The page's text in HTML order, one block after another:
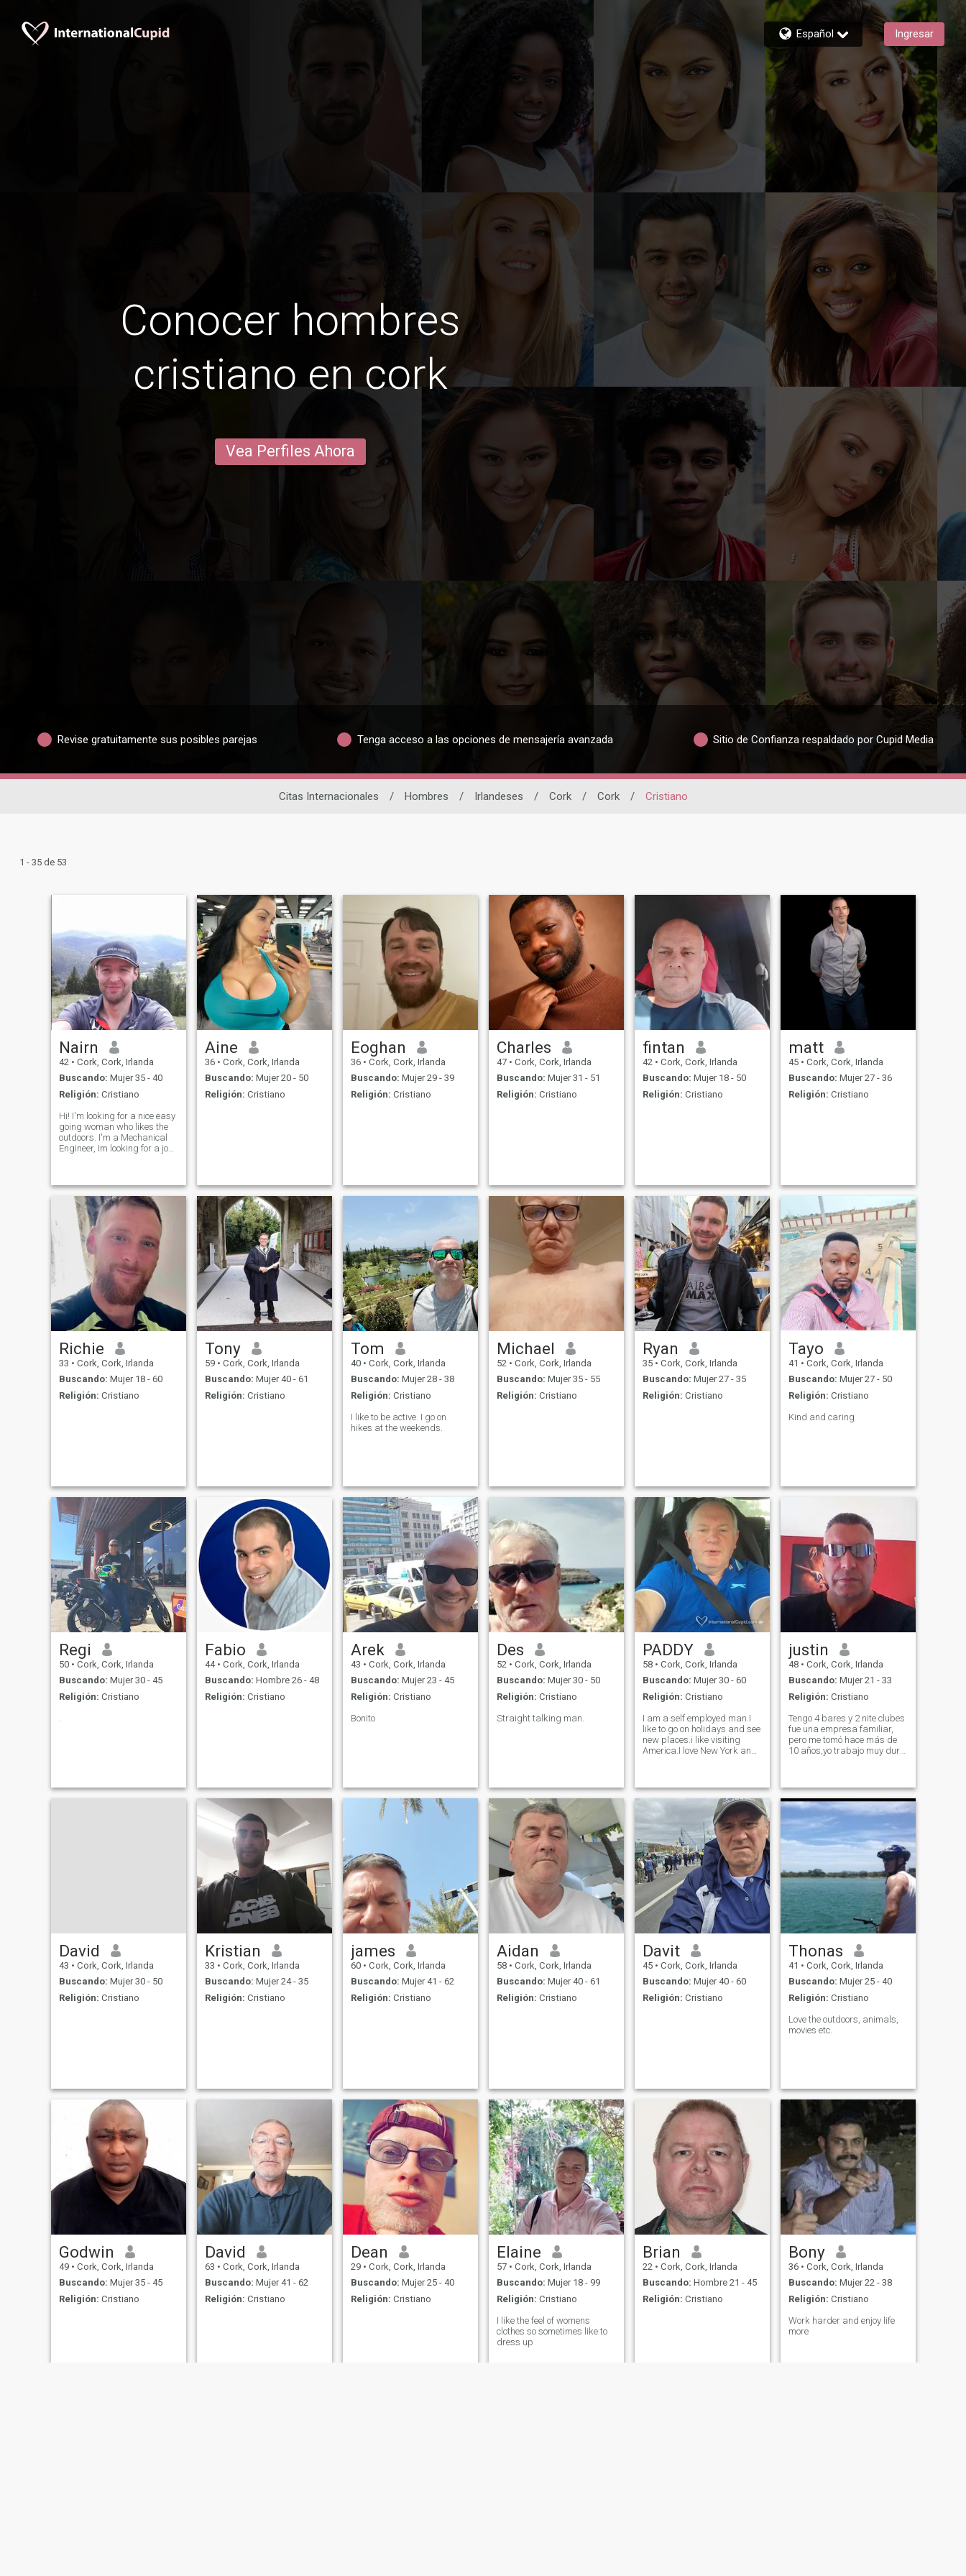
Español Ingresar
Conocer hombres
cristiano en cork
Vea Perfiles Ahora
Revise gratuitamente sus posibles parejas Tenga acceso a las opciones de mensajería avanzada Sitio de Confianza respaldado por Cupid Media
Citas Internacionales / Hombres / Irlandeses / Cork / Cork / Cristiano
1 - 35 de 53
Nairn
42 • Cork, Cork, Irlanda
Buscando: Mujer 35 - 40
Religión: Cristiano
Hi! I'm looking for a nice easy
going woman who likes the
outdoors. I'm a Mechanical
Engineer, Im looking for a job
when the right job comes up.
It's gonna be a big y
Aine
36 • Cork, Cork, Irlanda
Buscando: Mujer 20 - 50
Religión: Cristiano
Eoghan
36 • Cork, Cork, Irlanda
Buscando: Mujer 29 - 39
Religión: Cristiano
Charles
47 • Cork, Cork, Irlanda
Buscando: Mujer 31 - 51
Religión: Cristiano
fintan
42 • Cork, Cork, Irlanda
Buscando: Mujer 18 - 50
Religión: Cristiano
matt
45 • Cork, Cork, Irlanda
Buscando: Mujer 27 - 36
Religión: Cristiano
Richie
33 • Cork, Cork, Irlanda
Buscando: Mujer 18 - 60
Religión: Cristiano
Tony
59 • Cork, Cork, Irlanda
Buscando: Mujer 40 - 61
Religión: Cristiano
Tom
40 • Cork, Cork, Irlanda
Buscando: Mujer 28 - 38
Religión: Cristiano
I like to be active. I go on
hikes at the weekends.
Michael
52 • Cork, Cork, Irlanda
Buscando: Mujer 35 - 55
Religión: Cristiano
Ryan
35 • Cork, Cork, Irlanda
Buscando: Mujer 27 - 35
Religión: Cristiano
Tayo
41 • Cork, Cork, Irlanda
Buscando: Mujer 27 - 50
Religión: Cristiano
Kind and caring
Regi
50 • Cork, Cork, Irlanda
Buscando: Mujer 30 - 45
Religión: Cristiano
Fabio
44 • Cork, Cork, Irlanda
Buscando: Hombre 26 - 48
Religión: Cristiano
Arek
43 • Cork, Cork, Irlanda
Buscando: Mujer 23 - 45
Religión: Cristiano
Bonito
Des
52 • Cork, Cork, Irlanda
Buscando: Mujer 30 - 50
Religión: Cristiano
Straight talking man.
PADDY
58 • Cork, Cork, Irlanda
Buscando: Mujer 30 - 60
Religión: Cristiano
I am a self employed man.I
like to go on holidays and see
new places.i like visiting
America.I love New York and
justin
48 • Cork, Cork, Irlanda
Buscando: Mujer 21 - 33
Religión: Cristiano
Tengo 4 bares y 2 nite clubes
fue una empresa familiar,
pero me tomó hace más de
10 años,yo trabajo muy duro,
David
43 • Cork, Cork, Irlanda
Buscando: Mujer 30 - 50
Religión: Cristiano
Kristian
33 • Cork, Cork, Irlanda
Buscando: Mujer 24 - 35
Religión: Cristiano
james
60 • Cork, Cork, Irlanda
Buscando: Mujer 41 - 62
Religión: Cristiano
Aidan
58 • Cork, Cork, Irlanda
Buscando: Mujer 40 - 61
Religión: Cristiano
Davit
45 • Cork, Cork, Irlanda
Buscando: Mujer 40 - 60
Religión: Cristiano
Thonas
41 • Cork, Cork, Irlanda
Buscando: Mujer 25 - 40
Religión: Cristiano
Love the outdoors, animals,
movies etc.
Godwin
49 • Cork, Cork, Irlanda
Buscando: Mujer 35 - 45
Religión: Cristiano
David
63 • Cork, Cork, Irlanda
Buscando: Mujer 41 - 62
Religión: Cristiano
Dean
29 • Cork, Cork, Irlanda
Buscando: Mujer 25 - 40
Religión: Cristiano
Elaine
57 • Cork, Cork, Irlanda
Buscando: Mujer 18 - 99
Religión: Cristiano
I like the feel of womens
clothes so sometimes like to
dress up
Brian
22 • Cork, Cork, Irlanda
Buscando: Hombre 21 - 45
Religión: Cristiano
Bony
36 • Cork, Cork, Irlanda
Buscando: Mujer 22 - 38
Religión: Cristiano
Work harder and enjoy life
more